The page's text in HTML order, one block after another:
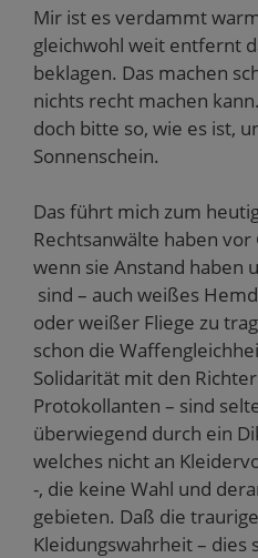
Mir ist es verdammt
gleichwohl weit entfernt
beklagen. Das machen
nichts recht machen
doch bitte so, wie es ist,
Sonnenschein.
Das führt mich zum
Rechtsanwälte haben vor
wenn sie Anstand haben
sind – auch weißes
oder weißer Fliege zu
schon die
Solidarität mit den
Protokollanten – sind
überwiegend durch ein
welches nicht an
-, die keine Wahl und
gebieten. Daß die
Kleidungswahrheit – dies